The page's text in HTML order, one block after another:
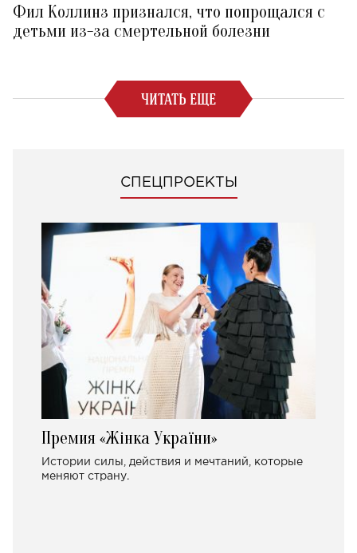
Фил Коллинз признался, что попрощался с
детьми из-за смертельной болезни
ЧИТАТЬ ЕЩЕ
СПЕЦПРОЕКТЫ
Премия «Жінка України»
Истории силы, действия и мечтаний, которые
меняют страну.